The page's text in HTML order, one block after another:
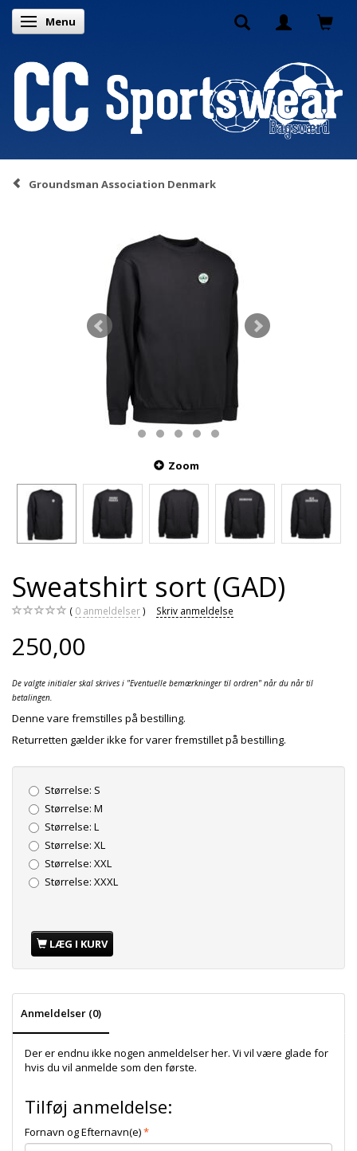
Skifte navigation
Menu
Groundsman Association Denmark
Zoom
Sweatshirt sort (GAD)
0 anmeldelser Skriv anmeldelse
250,00
De valgte initialer skal skrives i "Eventuelle bemærkninger til ordren" når du når til
betalingen.
Denne vare fremstilles på bestilling.
Returretten gælder ikke for varer fremstillet på bestilling.
Størrelse: S
Størrelse: M
Størrelse: L
Størrelse: XL
Størrelse: XXL
Størrelse: XXXL
LÆG I KURV
Anmeldelser (0)
Der er endnu ikke nogen anmeldelser her. Vi vil være glade for
hvis du vil anmelde som den første.
Tilføj anmeldelse:
Fornavn og Efternavn(e)